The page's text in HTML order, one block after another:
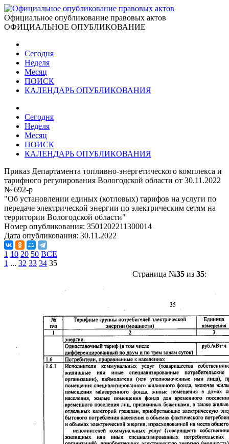
Официальное опубликование правовых актов
ОФИЦИАЛЬНОЕ ОПУБЛИКОВАНИЕ
Сегодня
Неделя
Месяц
ПОИСК
КАЛЕНДАРЬ ОПУБЛИКОВАНИЯ
Сегодня
Неделя
Месяц
ПОИСК
КАЛЕНДАРЬ ОПУБЛИКОВАНИЯ
Приказ Департамента топливно-энергетического комплекса и
тарифного регулирования Вологодской области от 30.11.2022
№ 692-р
"Об установлении единых (котловых) тарифов на услуги по
передаче электрической энергии по электрическим сетям на
территории Вологодской области"
Номер опубликования: 3501202211300014
Дата опубликования: 30.11.2022
1 10 20 50 ВСЕ
1 ... 32 33 34 35
Страница №35из 35: